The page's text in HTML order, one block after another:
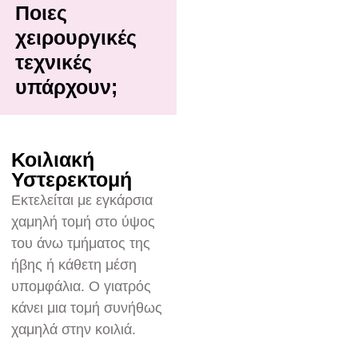
Ποιες
χειρουργικές
τεχνικές
υπάρχουν;
Κοιλιακή
Υστερεκτομή
Εκτελείται με εγκάρσια
χαμηλή τομή στο ύψος
του άνω τμήματος της
ήβης ή κάθετη μέση
υπομφάλια. Ο γιατρός
κάνει μια τομή συνήθως
χαμηλά στην κοιλιά.